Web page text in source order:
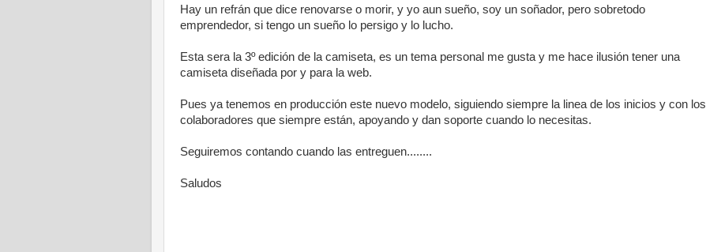
Hay un refrán que dice renovarse o morir, y yo aun sueño, soy un soñador, pero sobretodo
emprendedor, si tengo un sueño lo persigo y lo lucho.
Esta sera la 3º edición de la camiseta, es un tema personal me gusta y me hace ilusión tener una
camiseta diseñada por y para la web.
Pues ya tenemos en producción este nuevo modelo, siguiendo siempre la linea de los inicios y con los
colaboradores que siempre están, apoyando y dan soporte cuando lo necesitas.
Seguiremos contando cuando las entreguen........
Saludos